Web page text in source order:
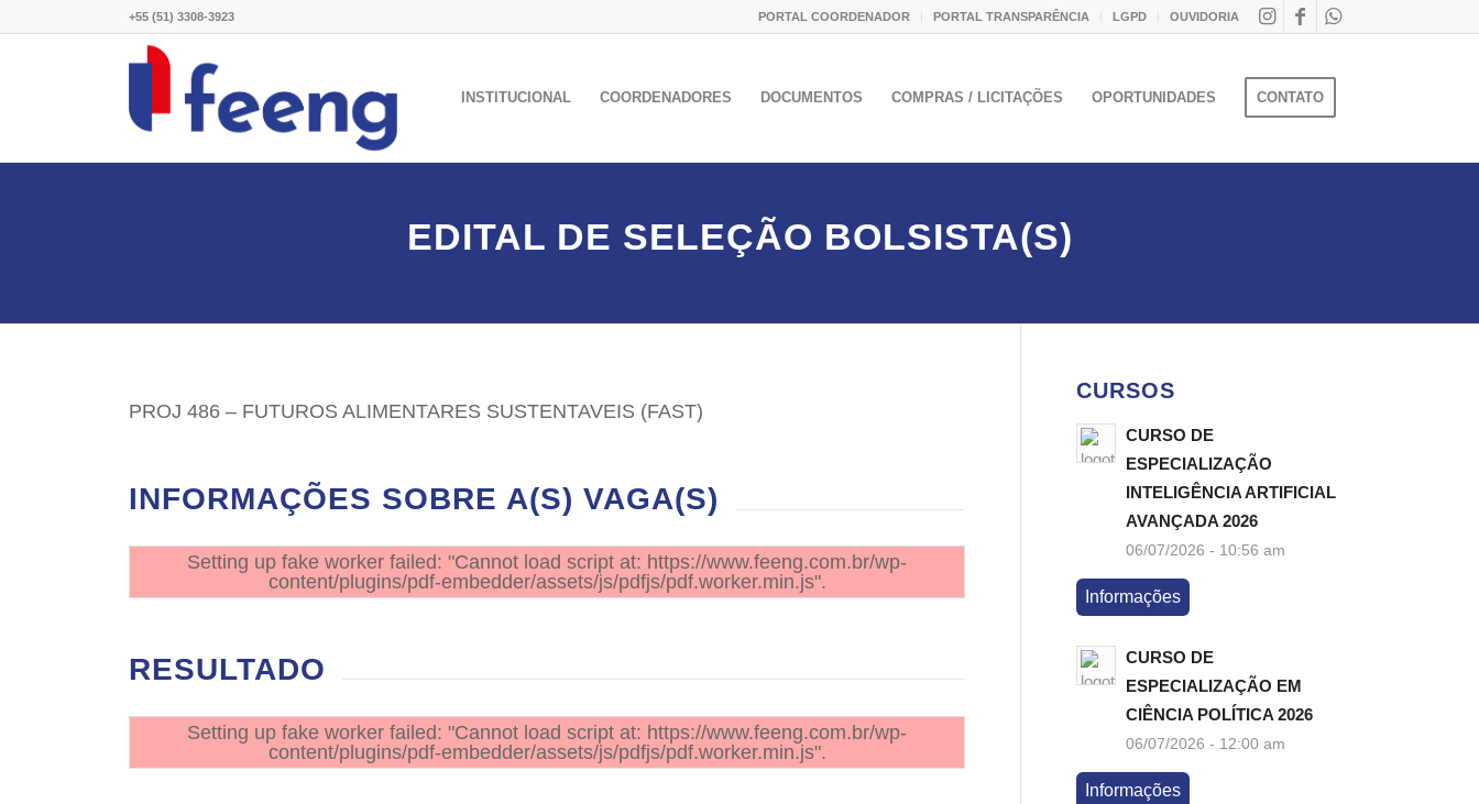
PORTAL COORDENADOR PORTAL TRANSPARÊNCIA LGPD OUVIDORIA
+55 (51) 3308-3923
INSTITUCIONAL COORDENADORES DOCUMENTOS COMPRAS / LICITAÇÕES OPORTUNIDADES CONTATO
EDITAL DE SELEÇÃO BOLSISTA(S)
PROJ 486 – FUTUROS ALIMENTARES SUSTENTAVEIS (FAST)
INFORMAÇÕES SOBRE A(S) VAGA(S)
Setting up fake worker failed: "Cannot load script at: https://www.feeng.com.br/wp-
content/plugins/pdf-embedder/assets/js/pdfjs/pdf.worker.min.js".
RESULTADO
Setting up fake worker failed: "Cannot load script at: https://www.feeng.com.br/wp-
content/plugins/pdf-embedder/assets/js/pdfjs/pdf.worker.min.js".
CURSOS
CURSO DE
ESPECIALIZAÇÃO
INTELIGÊNCIA ARTIFICIAL
AVANÇADA 2026
06/07/2026 - 10:56 am
Informações
CURSO DE
ESPECIALIZAÇÃO EM
CIÊNCIA POLÍTICA 2026
06/07/2026 - 12:00 am
Informações